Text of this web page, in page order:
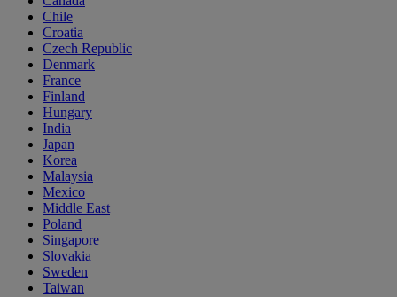
Chile
Croatia
Czech Republic
Denmark
France
Finland
Hungary
India
Japan
Korea
Malaysia
Mexico
Middle East
Poland
Singapore
Slovakia
Sweden
Taiwan